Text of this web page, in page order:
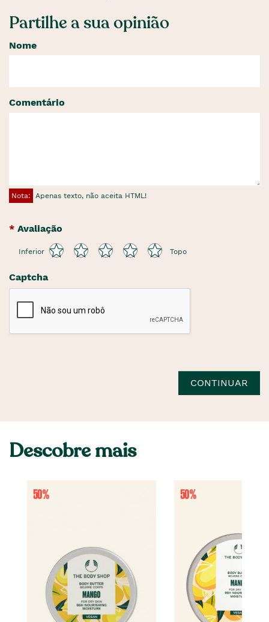
Partilhe a sua opinião
Nome
Comentário
Nota: Apenas texto, não aceita HTML!
Avaliação
Inferior Topo
Captcha
CONTINUAR
Descobre mais